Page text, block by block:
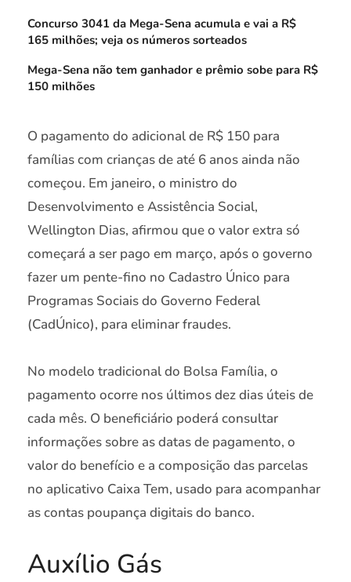
Concurso 3041 da Mega-Sena acumula e vai a R$
165 milhões; veja os números sorteados
Mega-Sena não tem ganhador e prêmio sobe para R$
150 milhões
O pagamento do adicional de R$ 150 para
famílias com crianças de até 6 anos ainda não
começou. Em janeiro, o ministro do
Desenvolvimento e Assistência Social,
Wellington Dias, afirmou que o valor extra só
começará a ser pago em março, após o governo
fazer um pente-fino no Cadastro Único para
Programas Sociais do Governo Federal
(CadÚnico), para eliminar fraudes.
No modelo tradicional do Bolsa Família, o
pagamento ocorre nos últimos dez dias úteis de
cada mês. O beneficiário poderá consultar
informações sobre as datas de pagamento, o
valor do benefício e a composição das parcelas
no aplicativo Caixa Tem, usado para acompanhar
as contas poupança digitais do banco.
Auxílio Gás